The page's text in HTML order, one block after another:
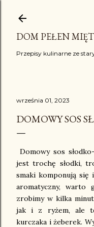
DOM PEŁEN
Przepisy kulinarne ze
września 01, 2023
DOMOWY SOS
Domowy sos
jest trochę słodki,
smaki komponują się
aromatyczny,
zrobimy w kilka
jak i z ryżem, ale
kurczaka i żeberek.